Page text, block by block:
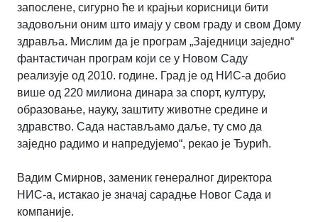
запослене, сигурно ће и крајњи корисници бити
задовољни оним што имају у свом граду и свом Дому
здравља. Мислим да је програм „Заједници заједно“
фантастичан програм који се у Новом Саду
реализује од 2010. године. Град је од НИС-а добио
више од 220 милиона динара за спорт, културу,
образовање, науку, заштиту животне средине и
здравство. Сада настављамо даље, ту смо да
заједно радимо и напредујемо“, рекао је Ђурић.
Вадим Смирнов, заменик генералног директора
НИС-а, истакао је значај сарадње Новог Сада и
компаније.